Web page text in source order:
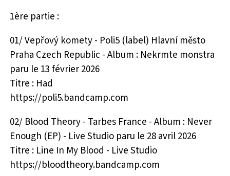
1ère partie :
01/ Vepřový komety - Poli5 (label) Hlavní město
Praha Czech Republic - Album : Nekrmte monstra
paru le 13 février 2026
Titre : Had
https://poli5.bandcamp.com
02/ Blood Theory - Tarbes France - Album : Never
Enough (EP) - Live Studio paru le 28 avril 2026
Titre : Line In My Blood - Live Studio
https://bloodtheory.bandcamp.com